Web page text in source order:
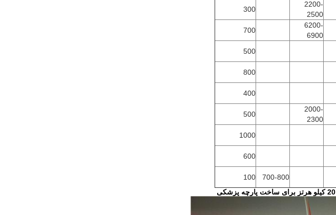
2200-
2500
300
6200-
6900
700
500
800
400
2000-
2300
500
1000
600
700-800
100